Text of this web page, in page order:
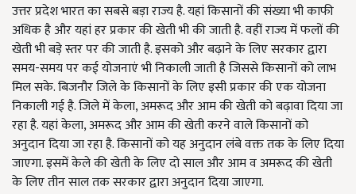
उत्तर प्रदेश भारत का सबसे बड़ा राज्य है. यहां किसानों की संख्या भी काफी
अधिक है और यहां हर प्रकार की खेती भी की जाती है. वहीं राज्य में फलों की
खेती भी बड़े स्तर पर की जाती है. इसको और बढ़ाने के लिए सरकार द्वारा
समय-समय पर कई योजनाएं भी निकाली जाती है जिससे किसानों को लाभ
मिल सके. बिजनौर जिले के किसानों के लिए इसी प्रकार की एक योजना
निकाली गई है. जिले में केला, अमरूद और आम की खेती को बढ़ावा दिया जा
रहा है. यहां केला, अमरूद और आम की खेती करने वाले किसानों को
अनुदान दिया जा रहा है. किसानों को यह अनुदान लंबे वक्त तक के लिए दिया
जाएगा. इसमें केले की खेती के लिए दो साल और आम व अमरूद की खेती
के लिए तीन साल तक सरकार द्वारा अनुदान दिया जाएगा.